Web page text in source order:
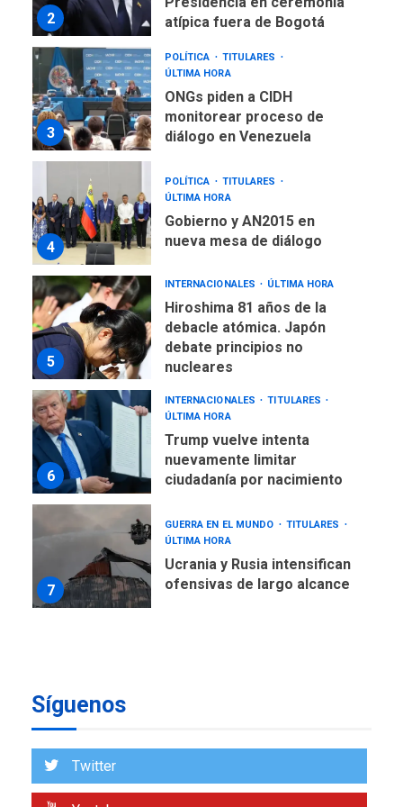
2
atípica fuera de Bogotá
3
POLÍTICA
TITULARES
ÚLTIMA HORA
ONGs piden a CIDH
monitorear proceso de
diálogo en Venezuela
4
POLÍTICA
TITULARES
ÚLTIMA HORA
Gobierno y AN2015 en
nueva mesa de diálogo
5
INTERNACIONALES ÚLTIMA HORA
Hiroshima 81 años de la
debacle atómica. Japón
debate principios no
nucleares
6
INTERNACIONALES
TITULARES
ÚLTIMA HORA
Trump vuelve intenta
nuevamente limitar
ciudadanía por nacimiento
7
GUERRA EN EL MUNDO
TITULARES
ÚLTIMA HORA
Ucrania y Rusia intensifican
ofensivas de largo alcance
1
De la Espriella asumirá
Síguenos
Twitter